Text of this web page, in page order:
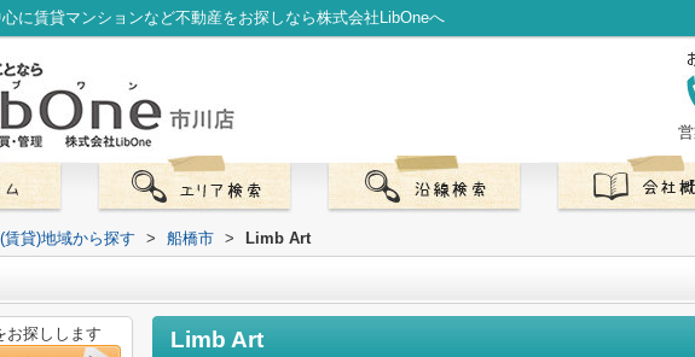
に賃貸マンションなど不動産をお探しなら株式会社LibOneへ
(賃貸)地域から探す > 船橋市 > Limb Art
Limb Art
探しします